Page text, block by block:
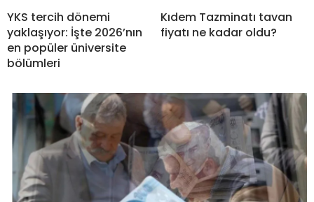
YKS tercih dönemi
yaklaşıyor: İşte 2026’nın
en popüler üniversite
bölümleri
Kıdem Tazminatı tavan
fiyatı ne kadar oldu?